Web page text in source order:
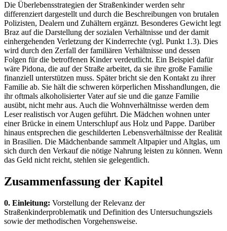
Die Überlebensstrategien der Straßenkinder werden sehr
differenziert dargestellt und durch die Beschreibungen von brutalen
Polizisten, Dealern und Zuhältern ergänzt. Besonderes Gewicht legt
Braz auf die Darstellung der sozialen Verhältnisse und der damit
einhergehenden Verletzung der Kinderrechte (vgl. Punkt 1.3). Dies
wird durch den Zerfall der familiären Verhältnisse und dessen
Folgen für die betroffenen Kinder verdeutlicht. Ein Beispiel dafür
wäre Pidona, die auf der Straße arbeitet, da sie ihre große Familie
finanziell unterstützen muss. Später bricht sie den Kontakt zu ihrer
Familie ab. Sie hält die schweren körperlichen Misshandlungen, die
ihr oftmals alkoholisierter Vater auf sie und die ganze Familie
ausübt, nicht mehr aus. Auch die Wohnverhältnisse werden dem
Leser realistisch vor Augen geführt. Die Mädchen wohnen unter
einer Brücke in einem Unterschlupf aus Holz und Pappe. Darüber
hinaus entsprechen die geschilderten Lebensverhältnisse der Realität
in Brasilien. Die Mädchenbande sammelt Altpapier und Altglas, um
sich durch den Verkauf die nötige Nahrung leisten zu können. Wenn
das Geld nicht reicht, stehlen sie gelegentlich.
Zusammenfassung der Kapitel
0. Einleitung: Vorstellung der Relevanz der
Straßenkinderproblematik und Definition des Untersuchungsziels
sowie der methodischen Vorgehensweise.